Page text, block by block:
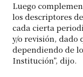
Luego
los descriptores
cada cierta
y/o revisión, dado
dependiendo de
Institución”, dijo.